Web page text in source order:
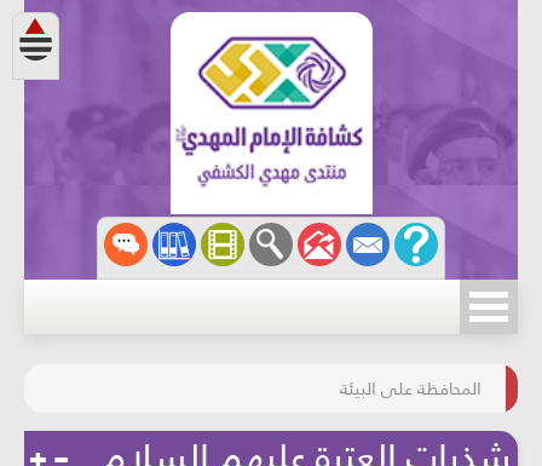
مسابقة الركب الحسينيّ
المحافظة على البيئة